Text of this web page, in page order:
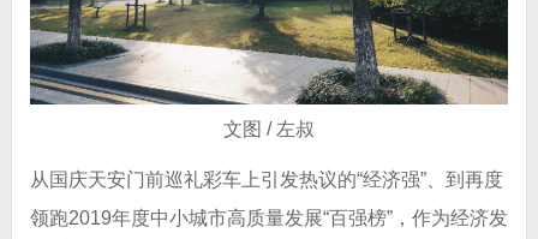
文图 / 左叔
从国庆天安门前巡礼彩车上引发热议的“经济强”、到再度
领跑2019年度中小城市高质量发展“百强榜”，作为经济发